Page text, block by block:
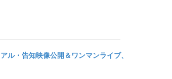
・告知映像公開＆ワンマンライブ、